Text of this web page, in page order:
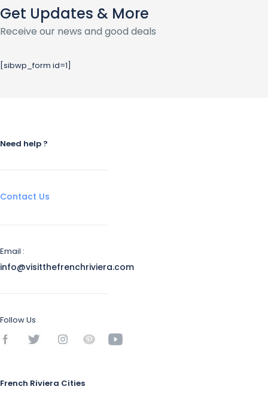
Get Updates & More
Receive our news and good deals
[sibwp_form id=1]
Need help ?
Contact Us
Email :
info@visitthefrenchriviera.com
Follow Us
French Riviera Cities